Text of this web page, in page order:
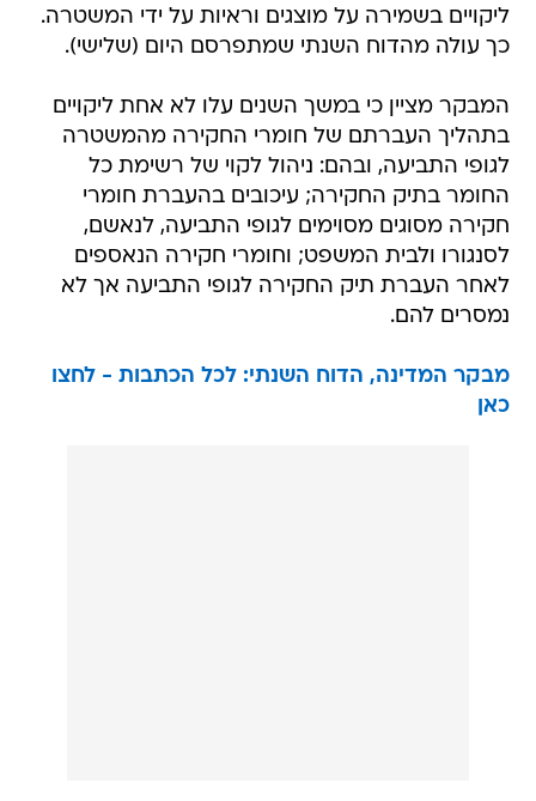
ליקויים בשמירה על מוצגים וראיות על ידי המשטרה.
כך עולה מהדוח השנתי שמתפרסם היום (שלישי).
המבקר מציין כי במשך השנים עלו לא אחת ליקויים
בתהליך העברתם של חומרי החקירה מהמשטרה
לגופי התביעה, ובהם: ניהול לקוי של רשימת כל
החומר בתיק החקירה; עיכובים בהעברת חומרי
חקירה מסוגים מסוימים לגופי התביעה, לנאשם,
לסנגורו ולבית המשפט; וחומרי חקירה הנאספים
לאחר העברת תיק החקירה לגופי התביעה אך לא
נמסרים להם.
מבקר המדינה, הדוח השנתי: לכל הכתבות - לחצו
כאן